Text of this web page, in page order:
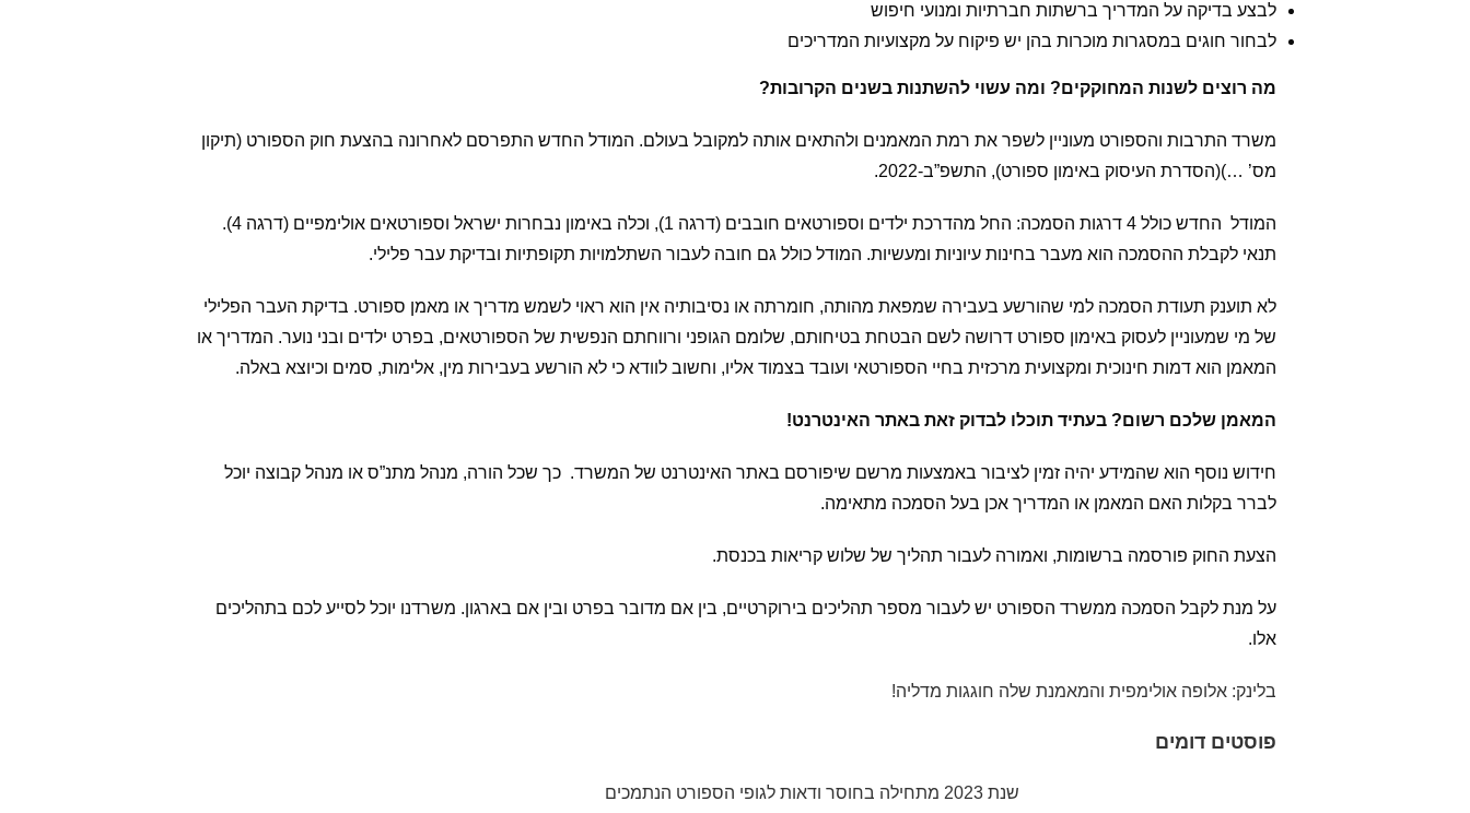
לבצע בדיקה על המדריך ברשתות חברתיות ומנועי חיפוש
לבחור חוגים במסגרות מוכרות בהן יש פיקוח על מקצועיות המדריכים
מה רוצים לשנות המחוקקים? ומה עשוי להשתנות בשנים הקרובות?
משרד התרבות והספורט מעוניין לשפר את רמת המאמנים ולהתאים אותה למקובל בעולם. המודל החדש התפרסם לאחרונה בהצעת חוק הספורט (תיקון
מס’ …)(הסדרת העיסוק באימון ספורט), התשפ”ב-2022.
המודל החדש כולל 4 דרגות הסמכה: החל מהדרכת ילדים וספורטאים חובבים (דרגה 1), וכלה באימון נבחרות ישראל וספורטאים אולימפיים (דרגה 4).
תנאי לקבלת ההסמכה הוא מעבר בחינות עיוניות ומעשיות. המודל כולל גם חובה לעבור השתלמויות תקופתיות ובדיקת עבר פלילי.
לא תוענק תעודת הסמכה למי שהורשע בעבירה שמפאת מהותה, חומרתה או נסיבותיה אין הוא ראוי לשמש מדריך או מאמן ספורט. בדיקת העבר הפלילי
של מי שמעוניין לעסוק באימון ספורט דרושה לשם הבטחת בטיחותם, שלומם הגופני ורווחתם הנפשית של הספורטאים, בפרט ילדים ובני נוער. המדריך או
המאמן הוא דמות חינוכית ומקצועית מרכזית בחיי הספורטאי ועובד בצמוד אליו, וחשוב לוודא כי לא הורשע בעבירות מין, אלימות, סמים וכיוצא באלה.
המאמן שלכם רשום? בעתיד תוכלו לבדוק זאת באתר האינטרנט!
חידוש נוסף הוא שהמידע יהיה זמין לציבור באמצעות מרשם שיפורסם באתר האינטרנט של המשרד. כך שכל הורה, מנהל מתנ”ס או מנהל קבוצה יוכל
לברר בקלות האם המאמן או המדריך אכן בעל הסמכה מתאימה.
הצעת החוק פורסמה ברשומות, ואמורה לעבור תהליך של שלוש קריאות בכנסת.
על מנת לקבל הסמכה ממשרד הספורט יש לעבור מספר תהליכים בירוקרטיים, בין אם מדובר בפרט ובין אם בארגון. משרדנו יוכל לסייע לכם בתהליכים
אלו.
בלינק: אלופה אולימפית והמאמנת שלה חוגגות מדליה!
פוסטים דומים
שנת 2023 מתחילה בחוסר ודאות לגופי הספורט הנתמכים